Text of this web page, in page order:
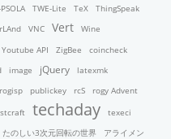
TWE-Lite TeX
ThingSpeak
VNC Vert Wine
Youtube API ZigBee
coincheck
image jQuery
latexmk
publickey rcS
rogy Advent
techaday
texeci
たのしい3次元回転の世界
アライメン